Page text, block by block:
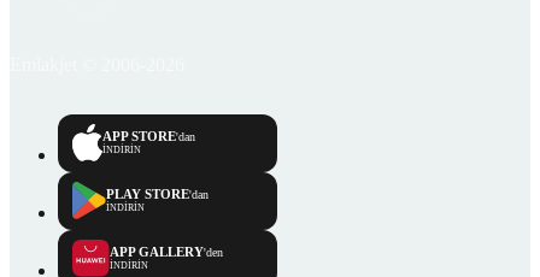
APP STORE'dan
İNDİRİN
PLAY STORE'dan
İNDİRİN
APP GALLERY'den
İNDİRİN